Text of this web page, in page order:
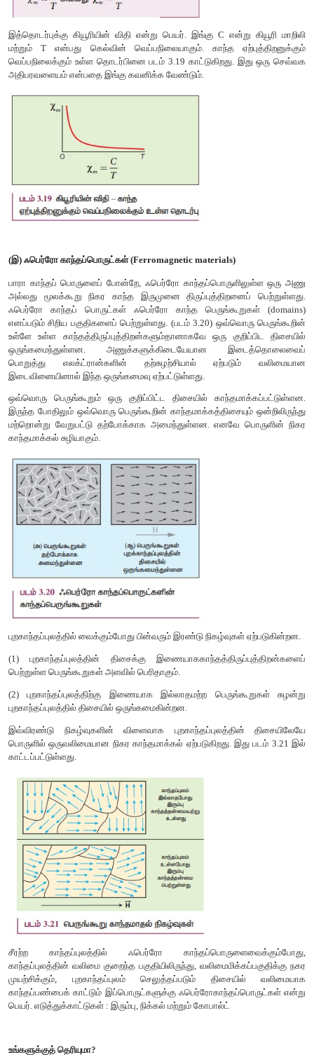
முறையில் எல்லா திசைகளில் உள்ளதால் பொருளின் நிகர
திருப்புத்திறனின் மதிப்பு சுழியாகும்.
புறகாந்தப்புலத்தில் இவற்றை வைக்கும்போது, அணு இருமுனை
திருப்புவிசை அவற்றை புறகாந்தப்புலத்தின் திசையிலேயே
இதன் பயனாக ஒரு தொகுபயன் காந்த இருமுனை
புறகாந்தப்புலத்தின் திசையிலேயே தூண்டப்படும்.
தூண்டப்பட்ட இருமுனை திருப்புத்திறன் நீடிக்கும்.
இவற்றை சீரற்ற காந்தப்புலத்தில் வைக்கும்போது, பாரா
புலத்தின் வலிமை குறைந்த பகுதியிலிருந்து வலிமை மிக்க
முயற்சிக்கும். புற காந்தப்புலம் செலுத்தப்படும் திசையில்
காந்தப்பண்பைக் காட்டும் பொருட்களுக்கு பாராகாந்தப்
எடுத்துக்காட்டுகள் : அலுமினியம், பிளாட்டினம் குரோமியம்
பாரா காந்தப்பொருட்களின் பண்புகள் :
i) இவை குறைந்த நேர்க்குறி காந்த ஏற்புத்திறன்கொண்டவை.
ii) இவற்றின் ஒப்புமை காந்த உட்புகுதிறன்ஒன்றைவிட அதிகம்.
iii) புறகாந்தப்புலத்தில் வைக்கும்போது
காந்தப்பொருளுக்குள்ளே ஈர்க்கப்படுகின்றன.
iv) காந்த ஏற்புத்திறன் வெப்பநிலைக்குஎதிர்த்தகவாகும்.
கியூரி விதி (Curie's law)
திருப்புத்திறன்களின் ஒருங்கமைவு (alignment) சிதைந்து
வெப்பநிலை அதிகரிப்பால் காந்த ஏற்புத்திறன் குறைகிறது.
நிகழ்வுகளில் பொருளின் காந்த ஏற்புத்திறன்
இத்தொடர்புக்கு கியூரியின் விதி என்று பெயர். இங்கு C என்று
மற்றும் T என்பது கெல்வின் வெப்பநிலையாகும். காந்த
அதிபரவளையம் என்பதை இங்கு கவனிக்க வேண்டும்.
(இ) ஃபெர்ரோ காந்தப்பொருட்கள் (Ferromagnetic materials)
பாரா காந்தப் பொருளைப் போன்றே, ஃபெர்ரோ
அல்லது மூலக்கூறு நிகர காந்த இருமுனை
ஃபெர்ரோ காந்தப் பொருட்கள் ஃபெர்ரோ காந்த
எனப்படும் சிறிய பகுதிகளைப் பெற்றுள்ளது. (படம் 3.20)
உள்ளே உள்ள காந்தத்திருப்புத்திறன்களும்தானாகவே ஒரு
ஒருங்கமைந்துள்ளன. அணுக்களுக்கிடையேயான
பொறுத்து எலக்ட்ரான்களின் தற்சுழற்சியால்
ஒவ்வொரு பெருங்கூறும் ஒரு குறிப்பிட்ட திசையில்